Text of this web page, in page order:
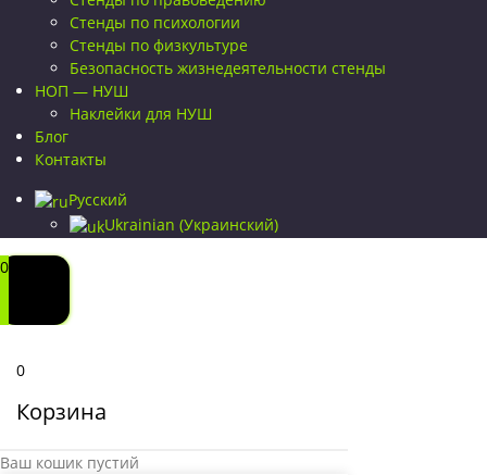
Стенды по психологии
Стенды по физкультуре
Безопасность жизнедеятельности стенды
НОП — НУШ
Наклейки для НУШ
Блог
Контакты
Русский
Ukrainian (Украинский)
0
0
Корзина
Ваш кошик пустий